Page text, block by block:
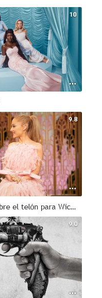
10
9.8
Desafiando la gravedad: Se abre el telón para Wicked
9.0